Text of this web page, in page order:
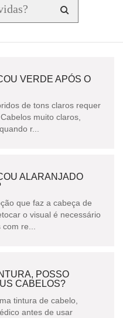
VERDE APÓS O
de tons claros requer
muito claros,
r...
ALARANJADO
que faz a cabeça de
o visual é necessário
re...
POSSO
CABELOS?
tintura de cabelo,
antes de usar